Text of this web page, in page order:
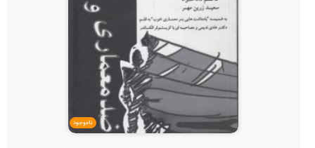
ناموجود